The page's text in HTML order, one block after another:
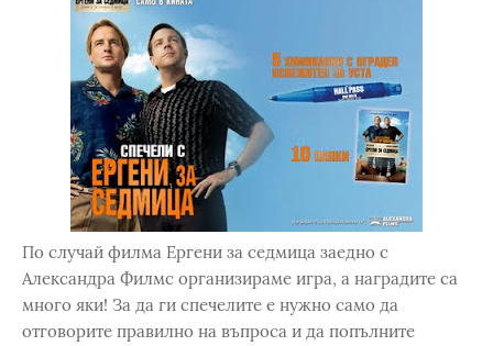
По случай филма Ергени за седмица заедно с
Александра Филмс организираме игра, а наградите са
много яки! За да ги спечелите е нужно само да
отговорите правилно на въпроса и да попълните